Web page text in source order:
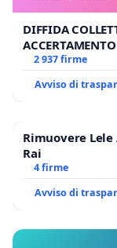
DIFFIDA
2 937 firme
Avviso di
Rimuovere
Rai
4 firme
Avviso di